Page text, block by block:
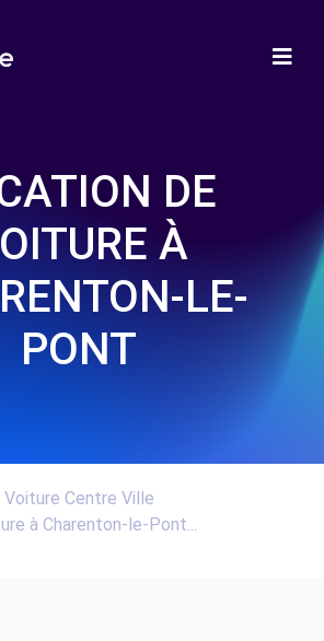
DE
À
LE-
PONT
Centre Ville
à Charenton-le-Pont...